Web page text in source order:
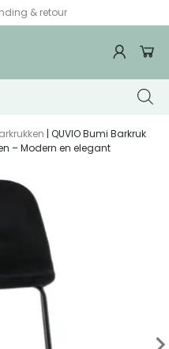
& retour
| QUVIO Bumi Barkruk
– Modern en elegant